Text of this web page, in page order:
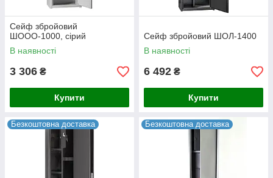
Сейф збройовий
ШООО-1000, сірий
В наявності
3 306 ₴
Купити
Сейф збройовий ШОЛ-1400
В наявності
6 492 ₴
Купити
Безкоштовна доставка Безкоштовна доставка